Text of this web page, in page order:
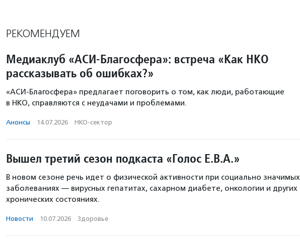
РЕКОМЕНДУЕМ
Медиаклуб «АСИ-Благосфера»: встреча «Как НКО
рассказывать об ошибках?»
«АСИ-Благосфера» предлагает поговорить о том, как люди, работающие
в НКО, справляются с неудачами и проблемами.
Анонсы · 14.07.2026 · НКО-сектор
Вышел третий сезон подкаста «Голос Е.В.А.»
В новом сезоне речь идет о физической активности при социально значимых
заболеваниях — вирусных гепатитах, сахарном диабете, онкологии и других
хронических состояниях.
Новости · 10.07.2026 · Здоровье